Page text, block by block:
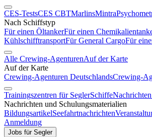
CES-TestsCES CBTMarlinsMintra
Nach Schiffstyp
Für einen ÖltankerFür einen
KühlschifftransportFür General CargoFür
Alle Crewing-AgenturenAuf der Karte
Auf der Karte
Crewing-Agenturen DeutschlandsCrewing-
Trainingszentren für SeglerSchiffe
Nachrichten und Schulungsmaterialien
BildungsartikelSeefahrtnachrichten
Anmeldung
Jobs für Segler